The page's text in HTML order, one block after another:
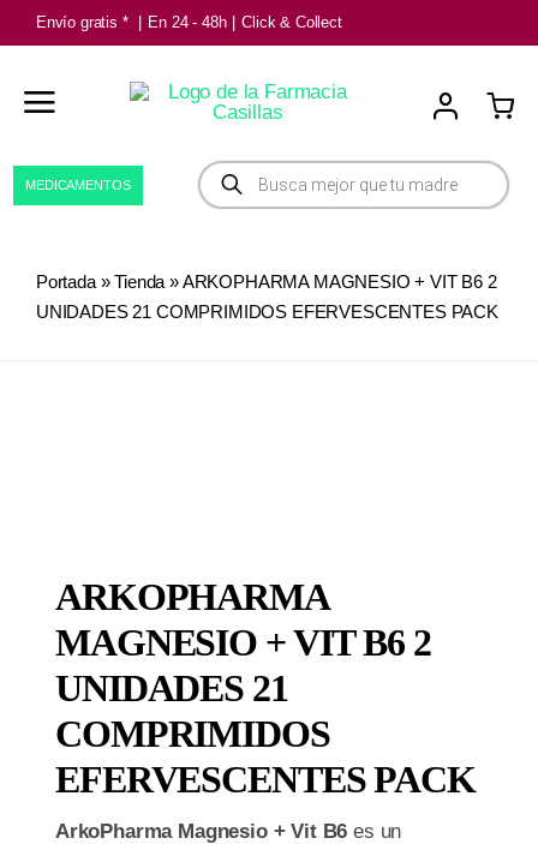
Saltar
al
contenido
Envío gratis * En 24 - 48h Click & Collect
Búsqueda
de
productos
MEDICAMENTOS
Portada»Tienda »ARKOPHARMA MAGNESIO + VIT B6 2
UNIDADES 21 COMPRIMIDOS EFERVESCENTES PACK
ARKOPHARMA
MAGNESIO + VIT B6 2
UNIDADES 21
COMPRIMIDOS
EFERVESCENTES PACK
ArkoPharma Magnesio + Vit B6 es un